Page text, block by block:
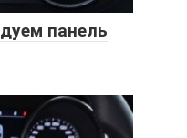
панель